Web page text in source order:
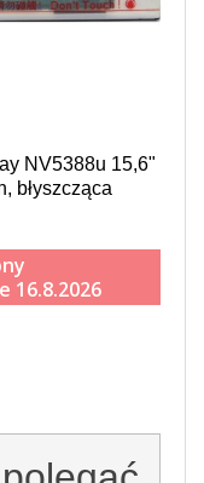
NV5388u 15,6"
błyszcząca
16.8.2026